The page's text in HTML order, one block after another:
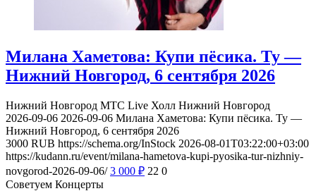
Милана Хаметова: Купи пёсика. Ту —
Нижний Новгород, 6 сентября 2026
Нижний Новгород МТС Live Холл Нижний Новгород
2026-09-06 2026-09-06 Милана Хаметова: Купи пёсика. Ту —
Нижний Новгород, 6 сентября 2026
3000 RUB https://schema.org/InStock 2026-08-01T03:22:00+03:00
https://kudann.ru/event/milana-hametova-kupi-pyosika-tur-nizhniy-
novgorod-2026-09-06/ 3 000 ₽ 22 0
Советуем Концерты